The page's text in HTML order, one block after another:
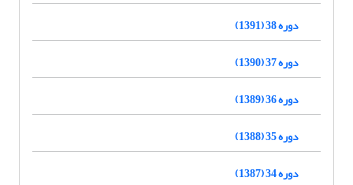
دوره 38 (1391)
دوره 37 (1390)
دوره 36 (1389)
دوره 35 (1388)
دوره 34 (1387)